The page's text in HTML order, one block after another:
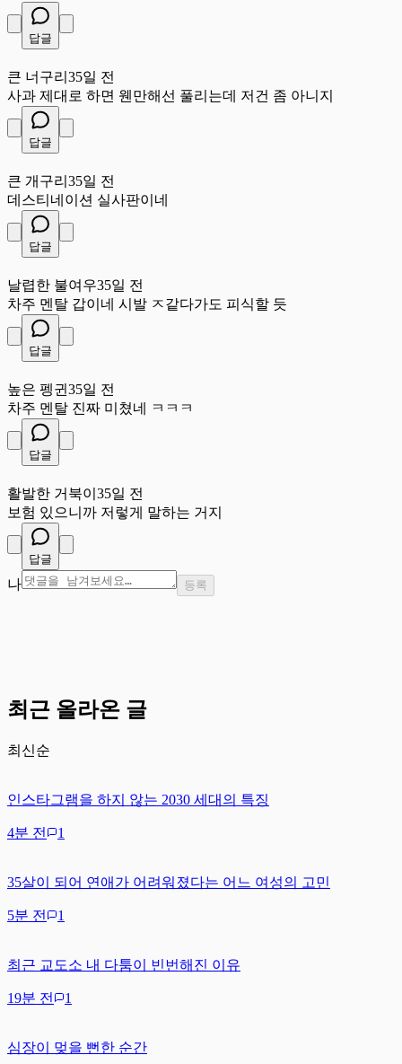
답글
큰 너구리 35일 전
사과 제대로 하면 웬만해선 풀리는데 저건 좀 아니지
답글
큰 개구리 35일 전
데스티네이션 실사판이네
답글
날렵한 불여우35일 전
차주 멘탈 갑이네 시발 ㅈ같다가도 피식할 듯
답글
높은 펭귄 35일 전
차주 멘탈 진짜 미쳤네 ㅋㅋㅋ
답글
활발한 거북이 35일 전
보험 있으니까 저렇게 말하는 거지
답글
나 등록
최근 올라온 글
최신순
인스타그램을 하지 않는 2030 세대의 특징
4분 전 1
35살이 되어 연애가 어려워졌다는 어느 여성의 고민
5분 전 1
최근 교도소 내 다툼이 빈번해진 이유
19분 전 1
심장이 멎을 뻔한 순간